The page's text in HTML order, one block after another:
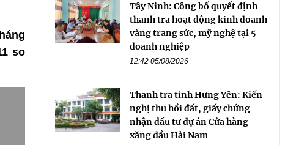
so
Tây Ninh: Công bố quyết định
thanh tra hoạt động kinh doanh
vàng trang sức, mỹ nghệ tại 5
doanh nghiệp
12:42 05/08/2026
Thanh tra tỉnh Hưng Yên: Kiến
nghị thu hồi đất, giấy chứng
nhận đầu tư dự án Cửa hàng
xăng dầu Hải Nam